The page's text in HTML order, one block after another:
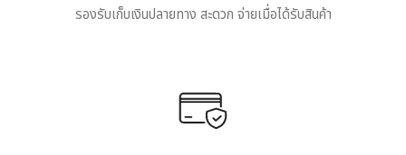
รองรับเก็บเงินปลายทาง สะดวก จ่ายเมื่อได้รับสินค้า